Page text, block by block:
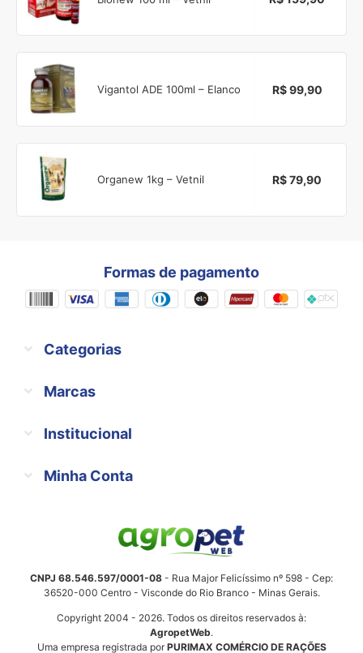
Vigantol ADE 100ml – Elanco R$ 99,90
Organew 1kg – Vetnil R$ 79,90
Formas de pagamento
Categorias
Marcas
Institucional
Minha Conta
CNPJ 68.546.597/0001-08 - Rua Major Felicíssimo nº 598 - Cep:
36520-000 Centro - Visconde do Rio Branco - Minas Gerais.
Copyright 2004 - 2026. Todos os direitos reservados à:
AgropetWeb.
Uma empresa registrada porPURIMAX COMÉRCIO DE RAÇÕES